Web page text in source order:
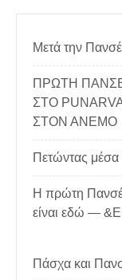
Μετά την
ΠΡΩΤΗ
ΣΤΟ
ΣΤΟΝ ΑΝΕΜΟ
Πετώντας μέσα
Η πρώτη
είναι εδώ —
Πάσχα και